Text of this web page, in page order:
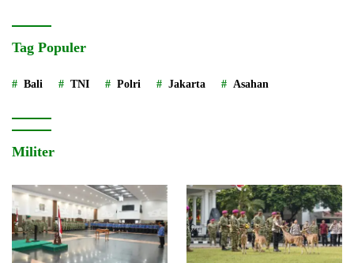
Tag Populer
Bali TNI Polri Jakarta Asahan
Militer